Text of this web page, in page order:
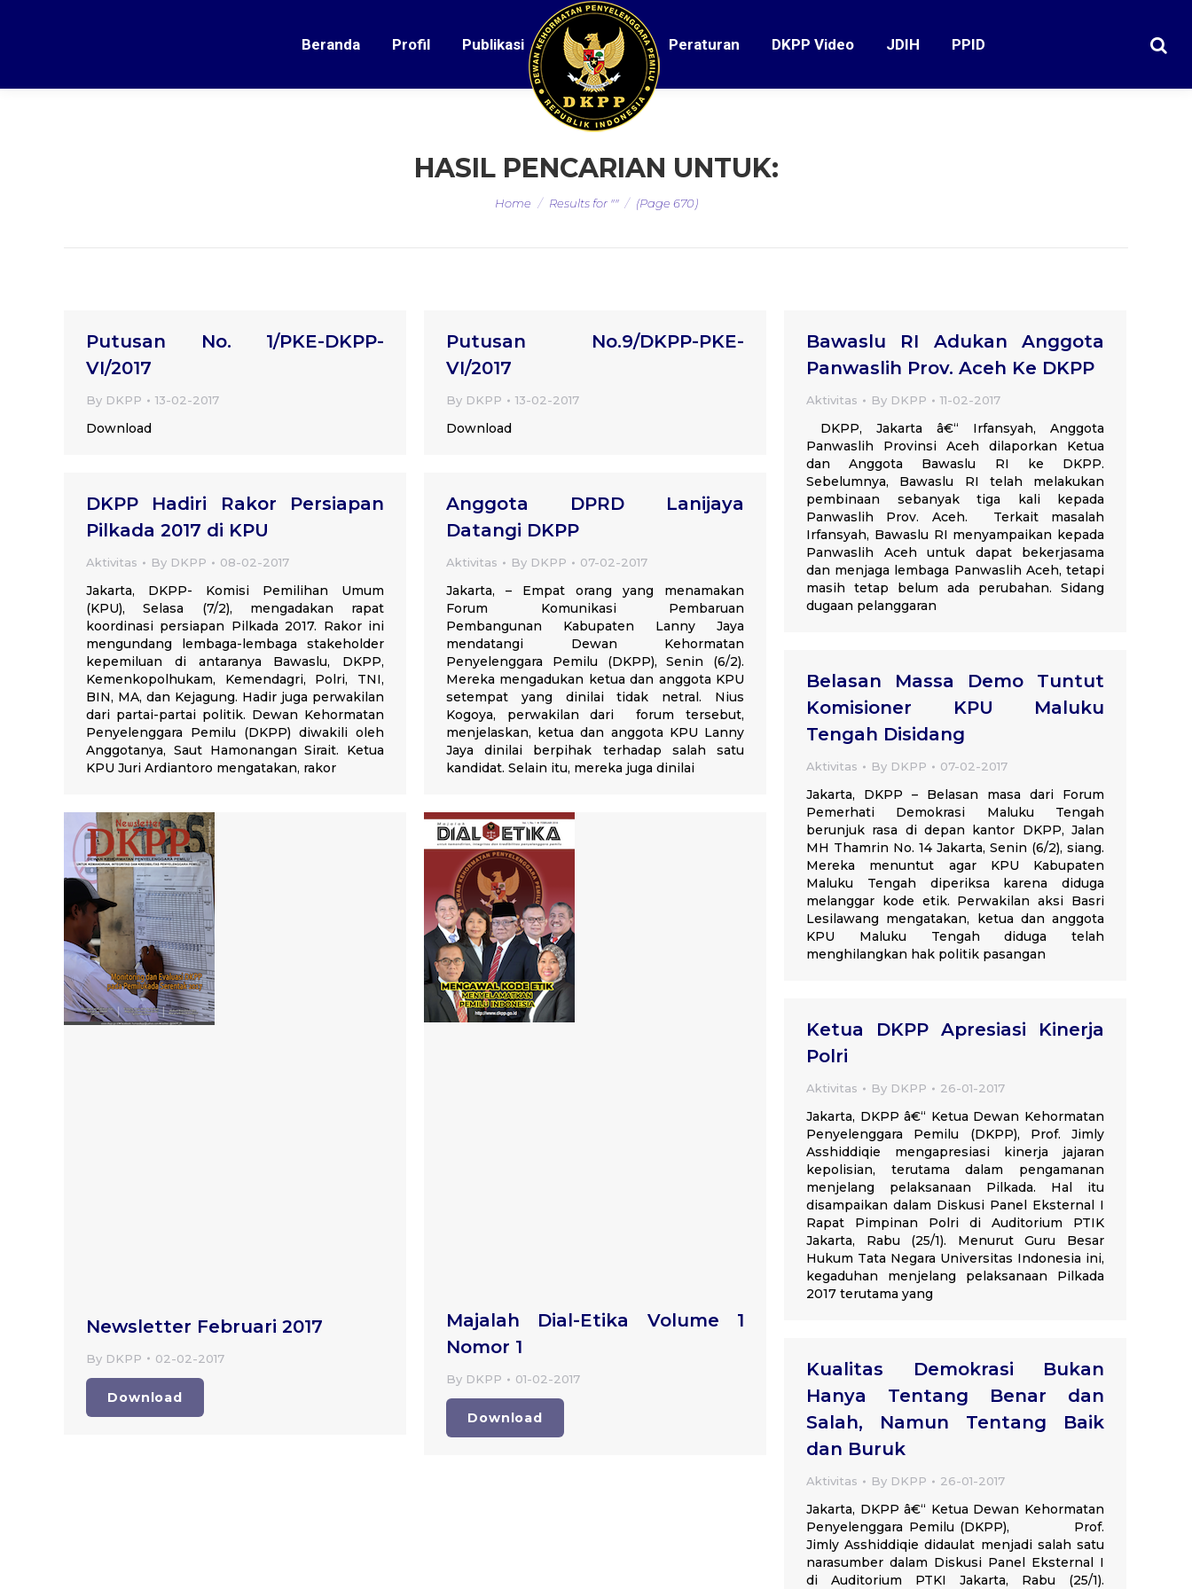
Beranda Profil Publikasi Peraturan DKPP Video JDIH PPID
HASIL PENCARIAN UNTUK:
You are here:
Home Results for "" (Page 670)
Putusan No. 1/PKE-DKPP-
VI/2017
By DKPP 13-02-2017
Download
Putusan No.9/DKPP-PKE-
VI/2017
By DKPP 13-02-2017
Download
Bawaslu RI Adukan Anggota
Panwaslih Prov. Aceh Ke DKPP
Aktivitas By DKPP 11-02-2017
DKPP, Jakarta â€“ Irfansyah, Anggota
Panwaslih Provinsi Aceh dilaporkan Ketua
dan Anggota Bawaslu RI ke DKPP.
Sebelumnya, Bawaslu RI telah melakukan
pembinaan sebanyak tiga kali kepada
Panwaslih Prov. Aceh. Terkait masalah
Irfansyah, Bawaslu RI menyampaikan kepada
Panwaslih Aceh untuk dapat bekerjasama
dan menjaga lembaga Panwaslih Aceh, tetapi
masih tetap belum ada perubahan. Sidang
dugaan pelanggaran
DKPP Hadiri Rakor Persiapan
Pilkada 2017 di KPU
Aktivitas By DKPP 08-02-2017
Jakarta, DKPP- Komisi Pemilihan Umum
(KPU), Selasa (7/2), mengadakan rapat
koordinasi persiapan Pilkada 2017. Rakor ini
mengundang lembaga-lembaga stakeholder
kepemiluan di antaranya Bawaslu, DKPP,
Kemenkopolhukam, Kemendagri, Polri, TNI,
BIN, MA, dan Kejagung. Hadir juga perwakilan
dari partai-partai politik. Dewan Kehormatan
Penyelenggara Pemilu (DKPP) diwakili oleh
Anggotanya, Saut Hamonangan Sirait. Ketua
KPU Juri Ardiantoro mengatakan, rakor
Anggota DPRD Lanijaya
Datangi DKPP
Aktivitas By DKPP 07-02-2017
Jakarta, – Empat orang yang menamakan
Forum Komunikasi Pembaruan
Pembangunan Kabupaten Lanny Jaya
mendatangi Dewan Kehormatan
Penyelenggara Pemilu (DKPP), Senin (6/2).
Mereka mengadukan ketua dan anggota KPU
setempat yang dinilai tidak netral. Nius
Kogoya, perwakilan dari forum tersebut,
menjelaskan, ketua dan anggota KPU Lanny
Jaya dinilai berpihak terhadap salah satu
kandidat. Selain itu, mereka juga dinilai
Belasan Massa Demo Tuntut
Komisioner KPU Maluku
Tengah Disidang
Aktivitas By DKPP 07-02-2017
Jakarta, DKPP – Belasan masa dari Forum
Pemerhati Demokrasi Maluku Tengah
berunjuk rasa di depan kantor DKPP, Jalan
MH Thamrin No. 14 Jakarta, Senin (6/2), siang.
Mereka menuntut agar KPU Kabupaten
Maluku Tengah diperiksa karena diduga
melanggar kode etik. Perwakilan aksi Basri
Lesilawang mengatakan, ketua dan anggota
KPU Maluku Tengah diduga telah
menghilangkan hak politik pasangan
Newsletter Februari 2017
By DKPP 02-02-2017
Download
Majalah Dial-Etika Volume 1
Nomor 1
By DKPP 01-02-2017
Download
Ketua DKPP Apresiasi Kinerja
Polri
Aktivitas By DKPP 26-01-2017
Jakarta, DKPP â€“ Ketua Dewan Kehormatan
Penyelenggara Pemilu (DKPP), Prof. Jimly
Asshiddiqie mengapresiasi kinerja jajaran
kepolisian, terutama dalam pengamanan
menjelang pelaksanaan Pilkada. Hal itu
disampaikan dalam Diskusi Panel Eksternal I
Rapat Pimpinan Polri di Auditorium PTIK
Jakarta, Rabu (25/1). Menurut Guru Besar
Hukum Tata Negara Universitas Indonesia ini,
kegaduhan menjelang pelaksanaan Pilkada
2017 terutama yang
Kualitas Demokrasi Bukan
Hanya Tentang Benar dan
Salah, Namun Tentang Baik
dan Buruk
Aktivitas By DKPP 26-01-2017
Jakarta, DKPP â€“ Ketua Dewan Kehormatan
Penyelenggara Pemilu (DKPP), Prof.
Jimly Asshiddiqie didaulat menjadi salah satu
narasumber dalam Diskusi Panel Eksternal I
di Auditorium PTKI Jakarta, Rabu (25/1).